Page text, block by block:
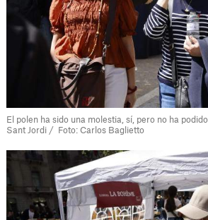
El polen ha sido una molestia, sí, pero no ha
Sant Jordi / Foto: Carlos Baglietto